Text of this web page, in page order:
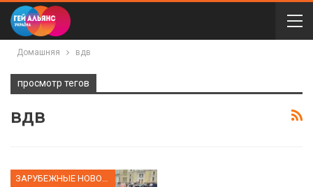
Домашняя вдв
просмотр тегов
вдв